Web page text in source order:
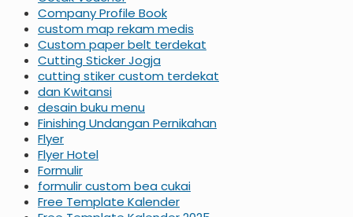
Company Profile Book
custom map rekam medis
Custom paper belt terdekat
Cutting Sticker Jogja
cutting stiker custom terdekat
dan Kwitansi
desain buku menu
Finishing Undangan Pernikahan
Flyer
Flyer Hotel
Formulir
formulir custom bea cukai
Free Template Kalender